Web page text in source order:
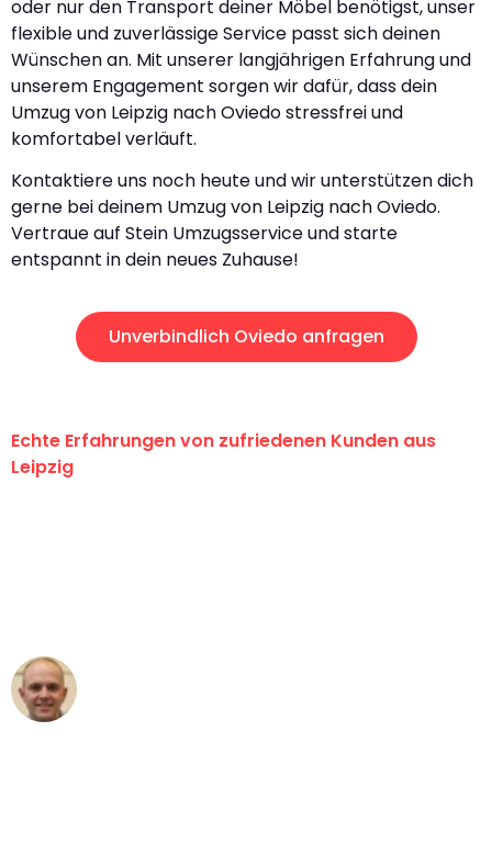
oder nur den Transport deiner Möbel benötigst, unser
flexible und zuverlässige Service passt sich deinen
Wünschen an. Mit unserer langjährigen Erfahrung und
unserem Engagement sorgen wir dafür, dass dein
Umzug von Leipzig nach Oviedo stressfrei und
komfortabel verläuft.
Kontaktiere uns noch heute und wir unterstützen dich
gerne bei deinem Umzug von Leipzig nach Oviedo.
Vertraue auf Stein Umzugsservice und starte
entspannt in dein neues Zuhause!
Unverbindlich Oviedo anfragen
Echte Erfahrungen von zufriedenen Kunden aus
Leipzig